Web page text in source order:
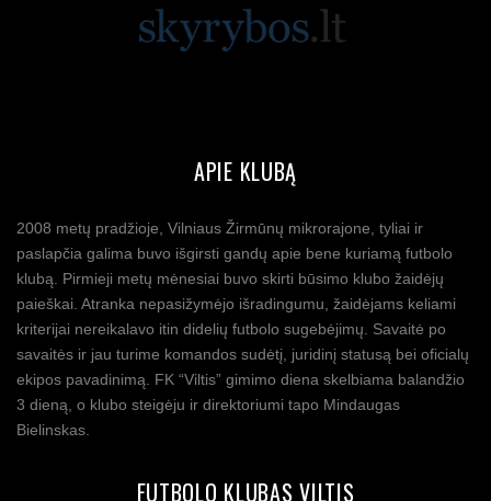
APIE KLUBĄ
2008 metų pradžioje, Vilniaus Žirmūnų mikrorajone, tyliai ir
paslapčia galima buvo išgirsti gandų apie bene kuriamą futbolo
klubą. Pirmieji metų mėnesiai buvo skirti būsimo klubo žaidėjų
paieškai. Atranka nepasižymėjo išradingumu, žaidėjams keliami
kriterijai nereikalavo itin didelių futbolo sugebėjimų. Savaitė po
savaitės ir jau turime komandos sudėtį, juridinį statusą bei oficialų
ekipos pavadinimą. FK “Viltis” gimimo diena skelbiama balandžio
3 dieną, o klubo steigėju ir direktoriumi tapo Mindaugas
Bielinskas.
FUTBOLO KLUBAS VILTIS